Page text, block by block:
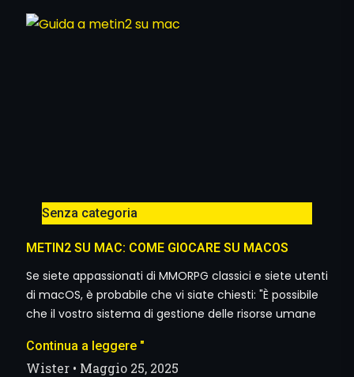
Senza categoria
METIN2 SU MAC: COME GIOCARE SU MACOS
Se siete appassionati di MMORPG classici e siete utenti
di macOS, è probabile che vi siate chiesti: "È possibile
che il vostro sistema di gestione delle risorse umane
Continua a leggere "
Wister Maggio 25, 2025